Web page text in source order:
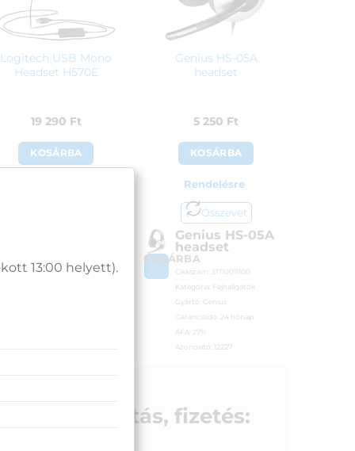
Logitech USB Mono
Headset H570E
19 290 Ft
KOSÁRBA
H570E
Genius HS-05A
headset
5 250 Ft
KOSÁRBA
Rendelésre
Összevet
KOSÁRBA
Genius HS-05A
headset
Cikkszám:
31710011100
Kategória: Fejhallgatók
Gyártó: Genius
Garanciaidő:
24 hónap
ÁFA:
27%
Azonosító: 12227
Szállítás, fizetés:
13:00 helyett).